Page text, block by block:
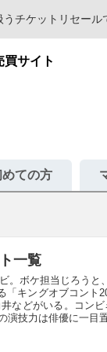
チケットリセー
サイト
めての方
一覧
ボケ担当じろうと
キングオブコント
などがいる。コン
技力は俳優に一目